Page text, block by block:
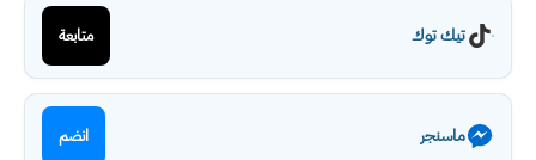
تيك توك متابعة
ماسنجر انضم